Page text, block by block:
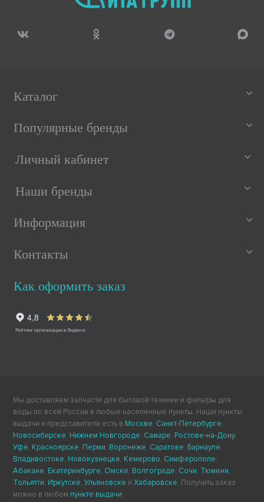
Каталог
Популярные бренды
Личный кабинет
Наши бренды
Информация
Контакты
Как оформить заказ
Мы доставляем запчасти для бытовой техники и фильтры для
воды по всей России в любые населённые пункты. Наши пункты
выдачи и представители есть в Москве, Санкт-Петербурге,
Новосибирске, Нижнем Новгороде, Самаре, Ростове-на-Дону,
Уфе, Красноярске, Перми, Воронеже, Саратове, Барнауле,
Владивостоке, Новокузнецке, Кемерово, Симферополе,
Абакане, Екатеринбурге, Омске, Волгограде, Сочи, Тюмени,
Тольятти, Иркутске,Ульяновске иХабаровске. Получить заказ
можно в любом пункте выдачи.